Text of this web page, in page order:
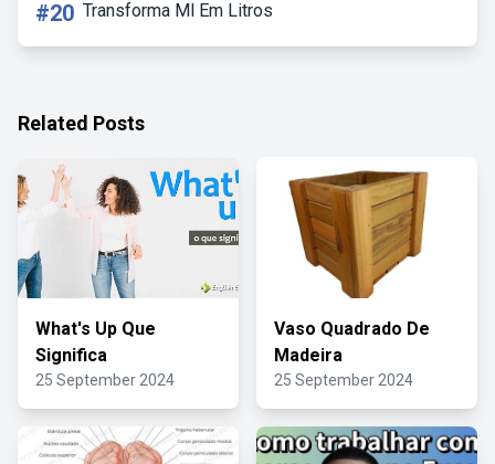
#20 Transforma Ml Em Litros
Related Posts
What's Up Que
Significa
25 September 2024
Vaso Quadrado De
Madeira
25 September 2024